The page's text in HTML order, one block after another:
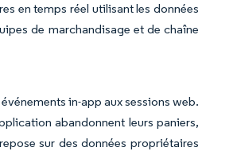
en temps réel utilisant les données
de marchandisage et de chaîne
in-app aux sessions web.
abandonnent leurs paniers,
sur des données propriétaires